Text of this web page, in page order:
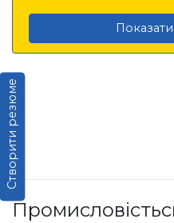
Створити резюме
Показати